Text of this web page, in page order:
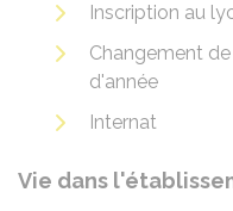
Inscription au
Changement
d'année
Internat
Vie dans